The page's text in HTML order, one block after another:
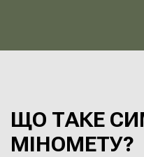
ЩО ТАКЕ
МІНОМЕТУ?